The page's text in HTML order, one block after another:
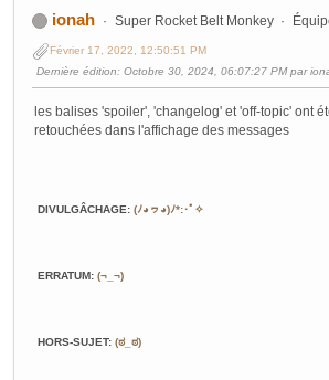
ionah Super Rocket Belt Monkey
Février 17, 2022, 12:50:51 PM
Dernière édition: Octobre 30, 2024, 06:07:27 PM par
les balises 'spoiler', 'changelog' et 'off-topic' ont
retouchées dans l'affichage des messages
DIVULGÂCHAGE: (ﾉ◕ヮ◕)ﾉ*:･ﾟ✧
ERRATUM: (¬_¬)
HORS-SUJET: (ಠ_ಠ)